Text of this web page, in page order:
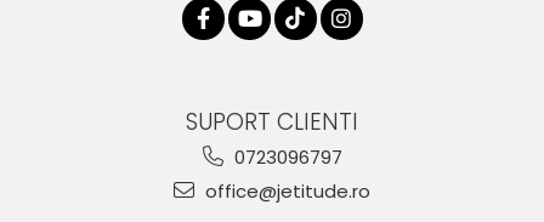
SUPORT CLIENTI
0723096797
office@jetitude.ro